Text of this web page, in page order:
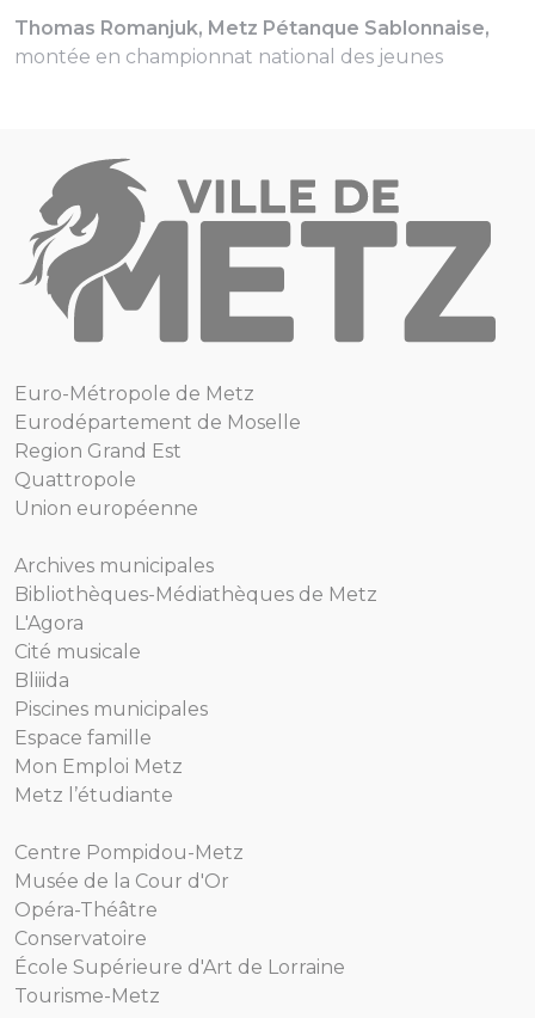
Thomas Romanjuk, Metz Pétanque Sablonnaise,
montée en championnat national des jeunes
Euro-Métropole de Metz
Eurodépartement de Moselle
Region Grand Est
Quattropole
Union européenne
Archives municipales
Bibliothèques-Médiathèques de Metz
L'Agora
Cité musicale
Bliiida
Piscines municipales
Espace famille
Mon Emploi Metz
Metz l’étudiante
Centre Pompidou-Metz
Musée de la Cour d'Or
Opéra-Théâtre
Conservatoire
École Supérieure d'Art de Lorraine
Tourisme-Metz